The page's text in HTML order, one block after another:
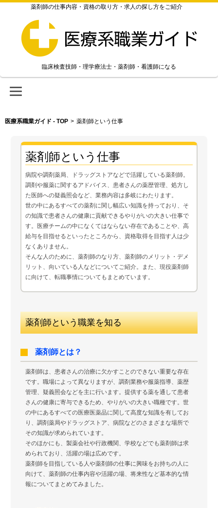
薬剤師の仕事内容・資格の取り方・求人の探し方をご紹介
臨床検査技師・理学療法士・薬剤師・看護師になる
医療系職業ガイド - TOP > 薬剤師という仕事
薬剤師という仕事
病院や調剤薬局、ドラッグストアなどで活躍している薬剤師。
調剤や服薬に関するアドバイス、患者さんの薬歴管理、処方し
た医師への疑義照会など、業務内容は多岐にわたります。
世の中にあるすべての薬剤に関し幅広い知識を持っており、そ
の知識で患者さんの健康に貢献できるやりがいの大きい仕事で
す。医療チームの中になくてはならない存在であることや、高
給与を目指せるといったところから、資格取得を目指す人は少
なくありません。
そんな人のために、薬剤師のなり方、薬剤師のメリット・デメ
リット、向いている人などについてご紹介。また、現役薬剤師
に向けて、転職事情についてもまとめています。
薬剤師という職業を知る
薬剤師とは？
薬剤師は、患者さんの治療に欠かすことのできない重要な存在
です。職場によって異なりますが、調剤業務や服薬指導、薬歴
管理、疑義照会などを主に行います。提供する薬を通して患者
さんの健康に寄与できるため、やりがいの大きい職種です。世
の中にあるすべての医療医薬品に関して高度な知識を有してお
り、調剤薬局やドラッグストア、病院などのさまざまな場所で
その知識が求められています。
そのほかにも、製薬会社や行政機関、学校などでも薬剤師は求
められており、活躍の場は広めです。
薬剤師を目指している人や薬剤師の仕事に興味をお持ちの人に
向けて、薬剤師の仕事内容や活躍の場、将来性など基本的な情
報についてまとめてみました。